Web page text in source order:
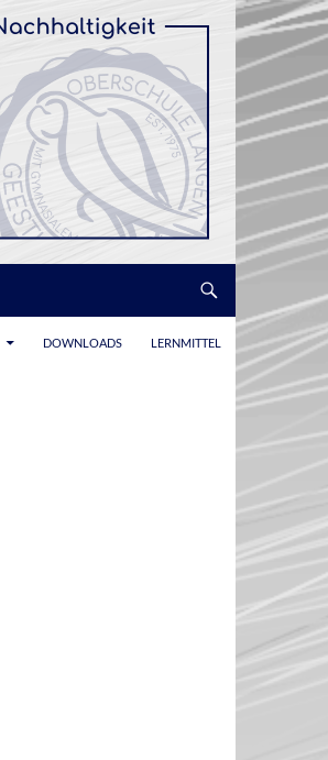
DOWNLOADS LERNMITTEL